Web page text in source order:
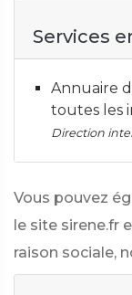
Services
Annuaire
toutes les
Direction
Vous pouvez
le site sirene.fr
raison sociale,